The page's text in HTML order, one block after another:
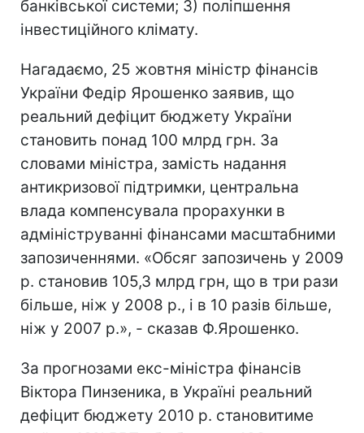
банківської системи; 3) поліпшення
інвестиційного клімату.
Нагадаємо, 25 жовтня міністр фінансів
України Федір Ярошенко заявив, що
реальний дефіцит бюджету України
становить понад 100 млрд грн. За
словами міністра, замість надання
антикризової підтримки, центральна
влада компенсувала прорахунки в
адмініструванні фінансами масштабними
запозиченнями. «Обсяг запозичень у 2009
р. становив 105,3 млрд грн, що в три рази
більше, ніж у 2008 р., і в 10 разів більше,
ніж у 2007 р.», - сказав Ф.Ярошенко.
За прогнозами екс-міністра фінансів
Віктора Пинзеника, в Україні реальний
дефіцит бюджету 2010 р. становитиме